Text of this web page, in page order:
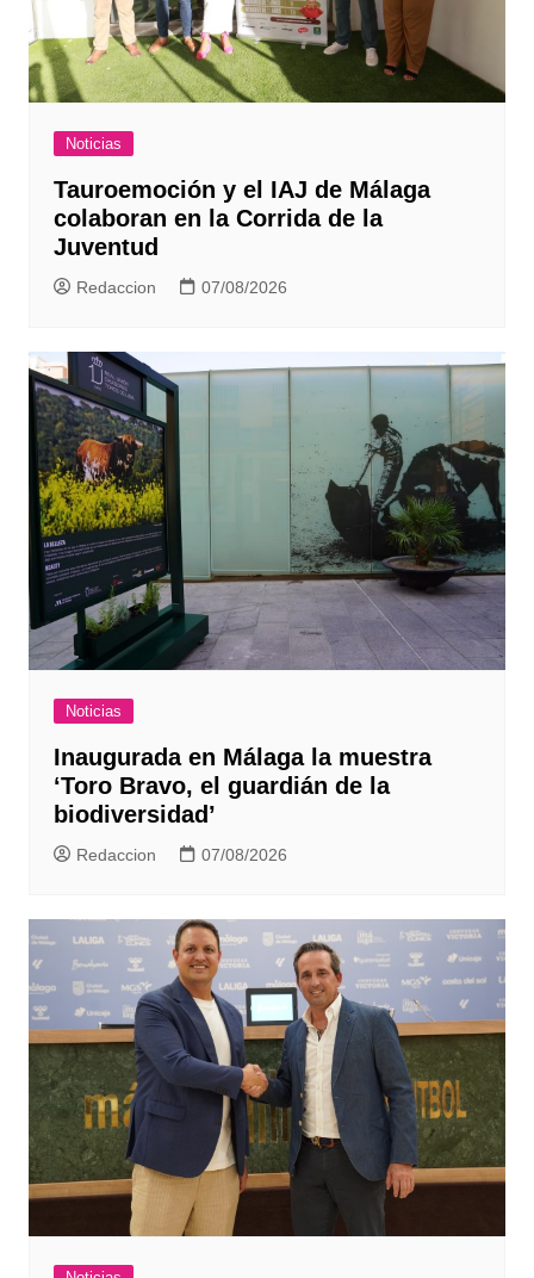
Noticias
Tauroemoción y el IAJ de Málaga
colaboran en la Corrida de la
Juventud
Redaccion 07/08/2026
Noticias
Inaugurada en Málaga la muestra
‘Toro Bravo, el guardián de la
biodiversidad’
Redaccion 07/08/2026